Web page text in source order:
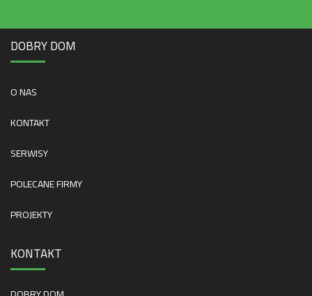
DOBRY DOM
O NAS
KONTAKT
SERWISY
POLECANE FIRMY
PROJEKTY
KONTAKT